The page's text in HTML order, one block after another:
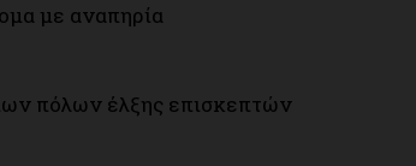
με αναπηρία
πόλων έλξης επισκεπτών